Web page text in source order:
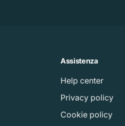
Assistenza
Help center
Privacy policy
Cookie policy